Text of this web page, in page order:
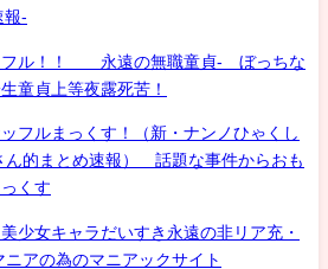
報-
フル！！ 永遠の無職童貞- ぼっちな
童貞上等夜露死苦！
フルまっくす！（新・ナンノひゃくし
ん的まとめ速報） 話題な事件からおも
くす
少女キャラだいすき永遠の非リア充・
アの為のマニアックサイト